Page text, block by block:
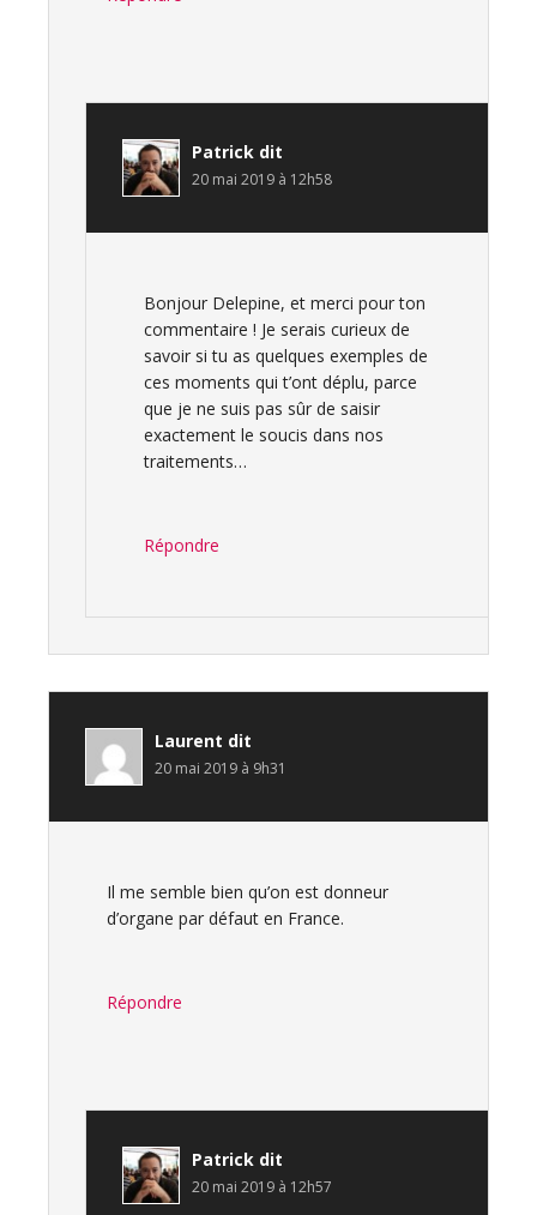
Patrick dit
20 mai 2019 à 12h58
Bonjour Delepine, et merci pour ton
commentaire ! Je serais curieux de
savoir si tu as quelques exemples de
ces moments qui t’ont déplu, parce
que je ne suis pas sûr de saisir
exactement le soucis dans nos
traitements…
Répondre
Laurent dit
20 mai 2019 à 9h31
Il me semble bien qu’on est donneur
d’organe par défaut en France.
Répondre
Patrick dit
20 mai 2019 à 12h57